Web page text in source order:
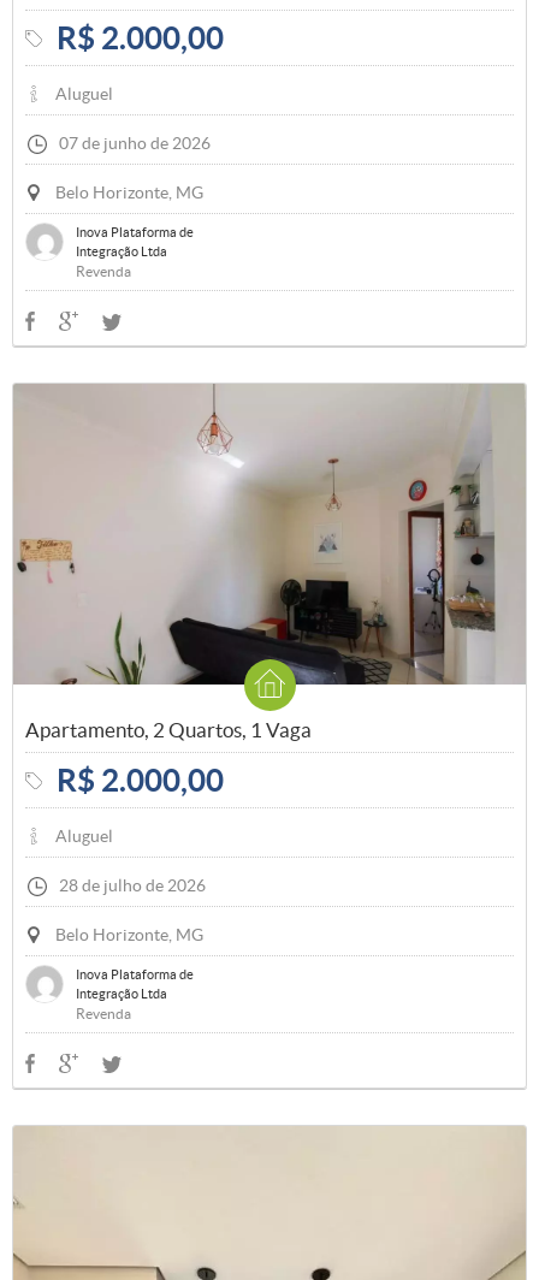
R$ 2.000,00
Aluguel
07 de junho de 2026
Belo Horizonte, MG
Inova Plataforma de
Integração Ltda
Revenda
Apartamento, 2 Quartos, 1 Vaga
R$ 2.000,00
Aluguel
28 de julho de 2026
Belo Horizonte, MG
Inova Plataforma de
Integração Ltda
Revenda